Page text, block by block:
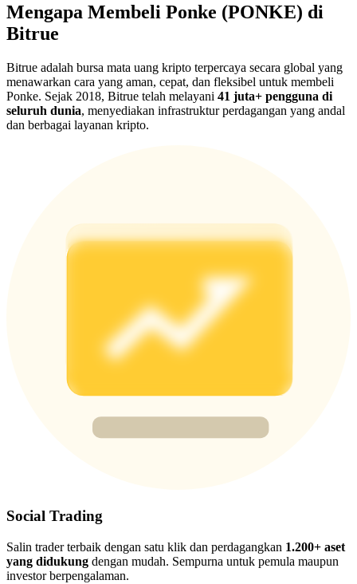
BTC Welcome Rewards
Share 500000 CASHCAT prize pool
Exclusive for BitMart Users
Register & Trade to Win 500,000 USDT
Precious Metals Trading Carnival
Trade Gold & Silver · 33,333 USDT Bonus
USDT Flexible Staking | Daily Rewards
Mengapa Membeli Ponke (PONKE) di
Bitrue
Bitrue adalah bursa mata uang kripto terpercaya secara global yang
menawarkan cara yang aman, cepat, dan fleksibel untuk membeli
Ponke. Sejak 2018, Bitrue telah melayani 41 juta+ pengguna di
seluruh dunia, menyediakan infrastruktur perdagangan yang andal
dan berbagai layanan kripto.
Social Trading
Salin trader terbaik dengan satu klik dan perdagangkan 1.200+ aset
yang didukung dengan mudah. Sempurna untuk pemula maupun
investor berpengalaman.